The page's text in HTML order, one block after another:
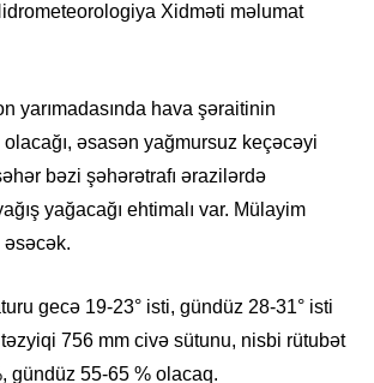
Xidməti məlumat
yarımadasında hava şəraitinin
əsasən yağmursuz keçəcəyi
bəzi şəhərətrafı ərazilərdə
yağacağı ehtimalı var. Mülayim
gecə 19-23° isti, gündüz 28-31° isti
756 mm civə sütunu, nisbi rütubət
gündüz 55-65 % olacaq.